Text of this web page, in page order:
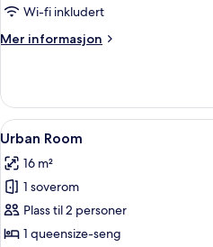
elveutsikt,
Wi-fi inkludert
Mer informasjon
Mer
–
superior,
elveutsikt,
Åpne
alle
bildene
av
Urban
Room
7
Urban Room
16 m²
1 soverom
Plass til 2 personer
1 queensize-seng